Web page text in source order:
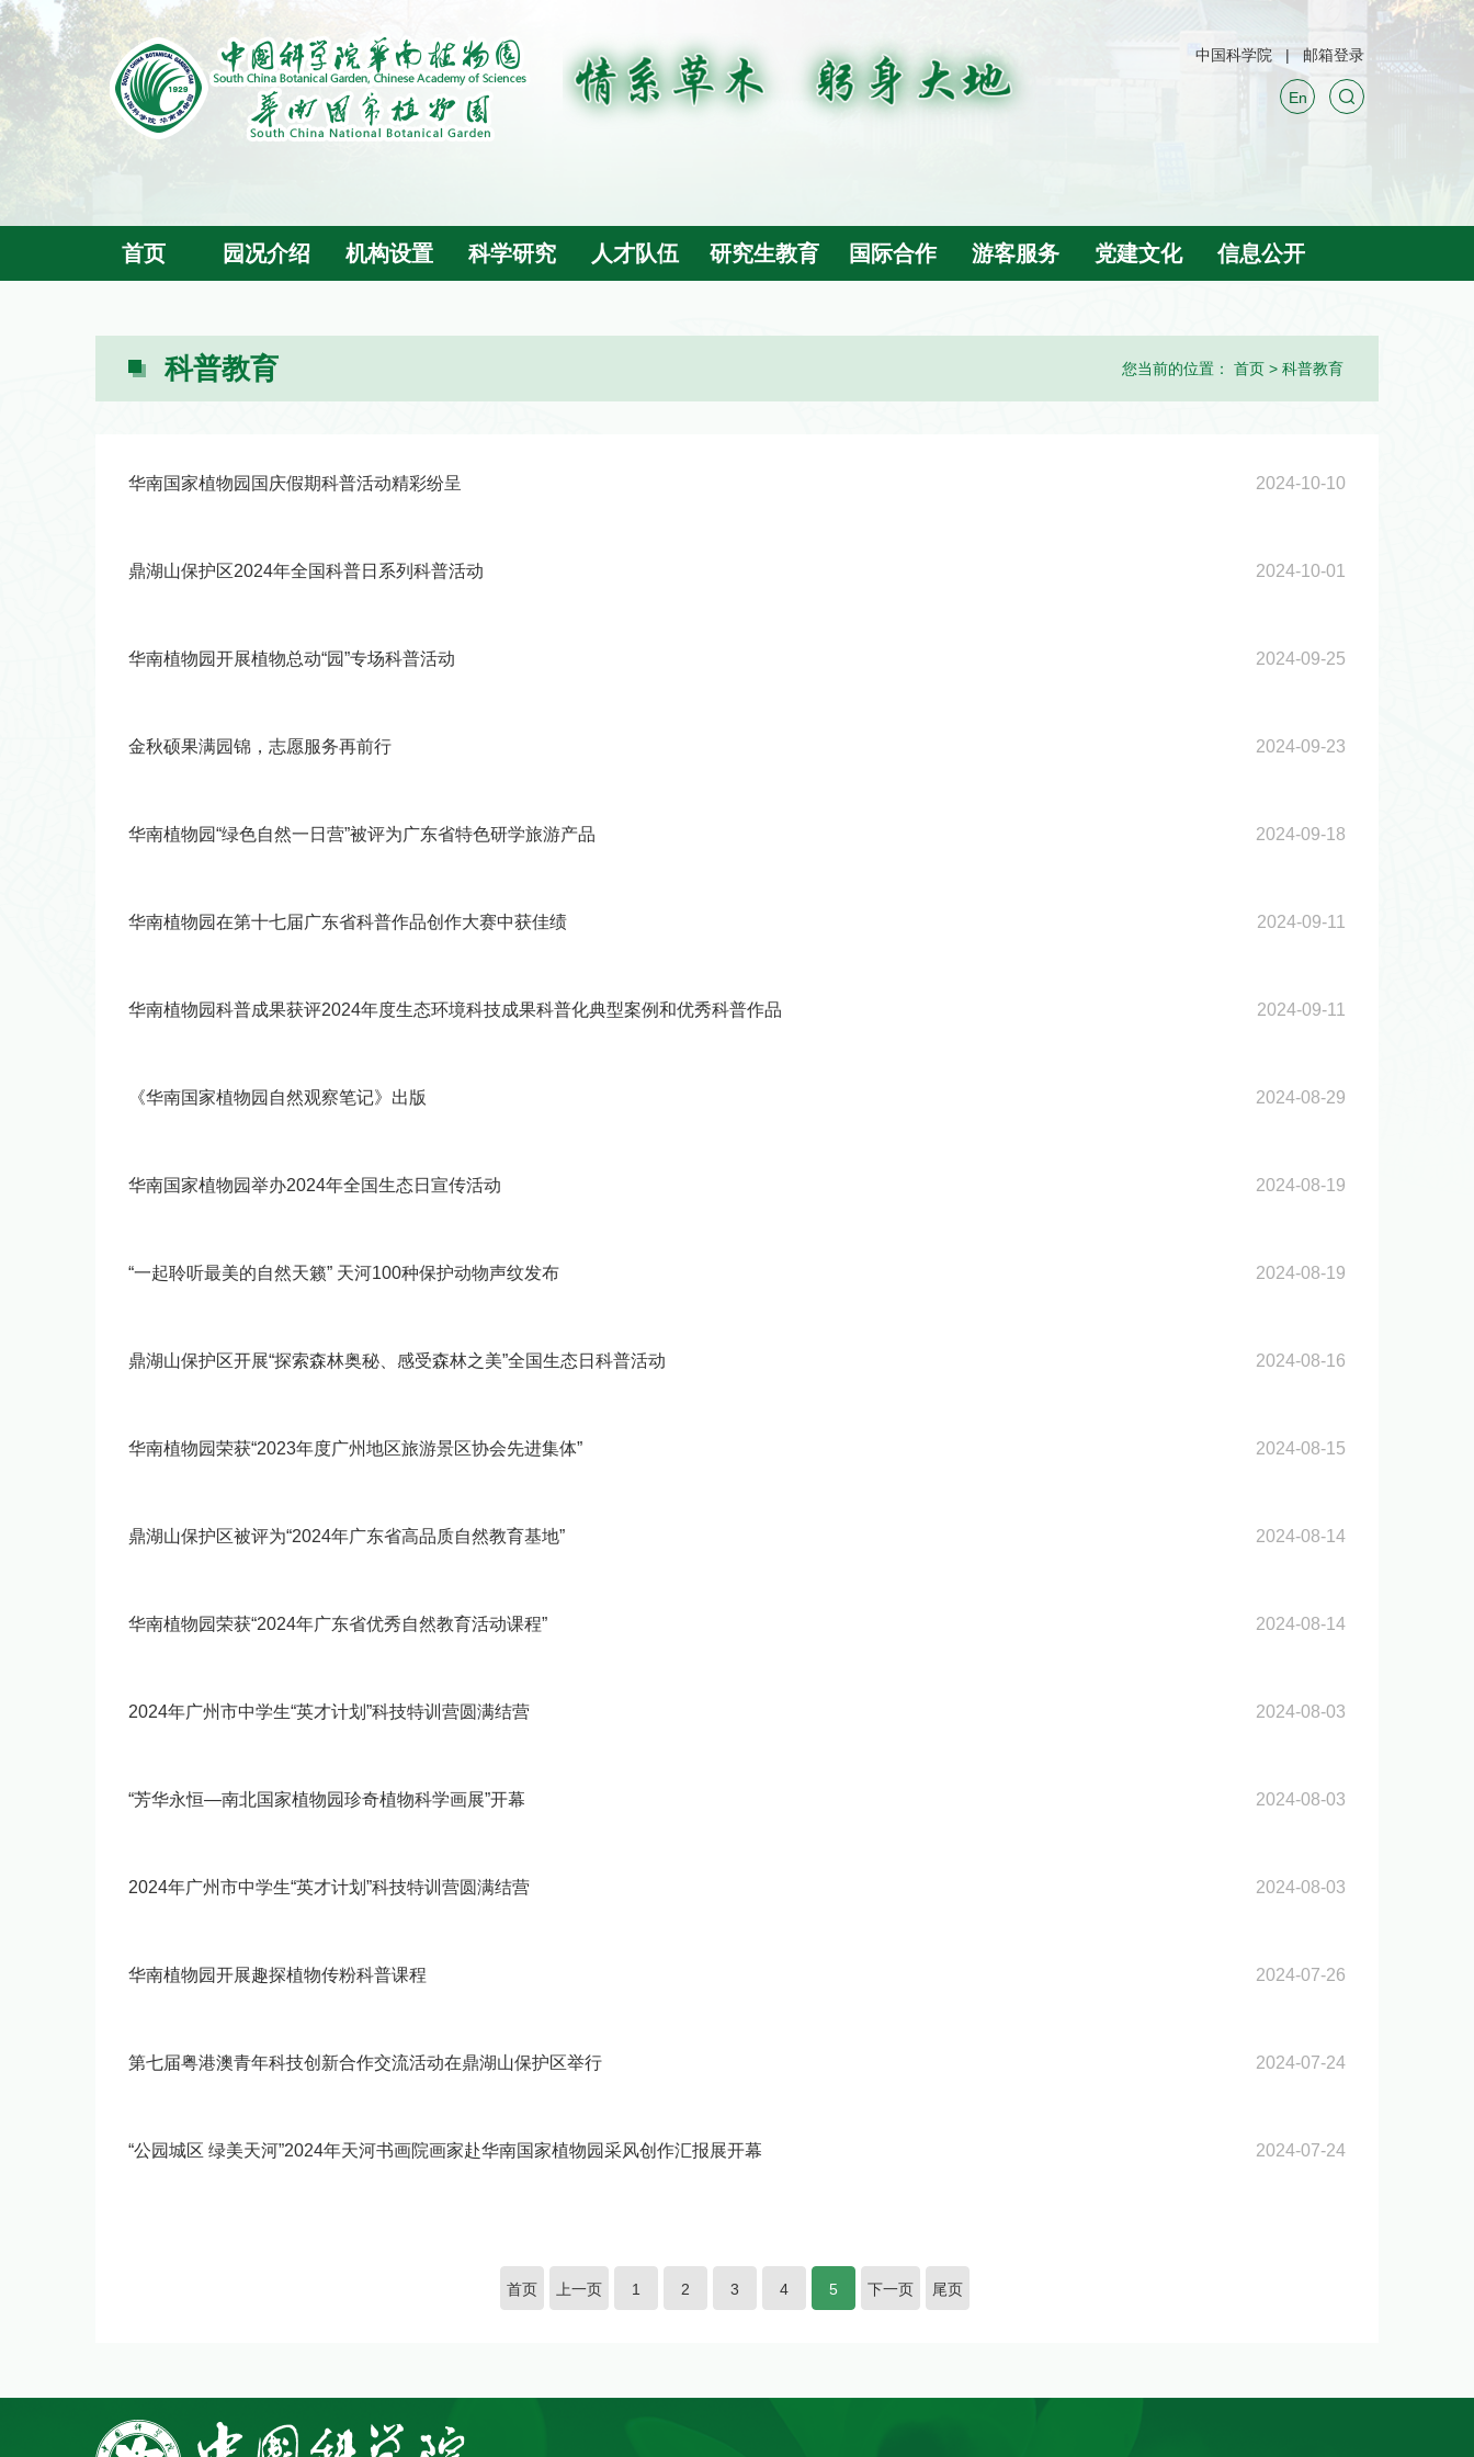
中国科学院 邮箱登录
En
首页 园况介绍 机构设置 科学研究 人才队伍 研究生教育 国际合作 游客服务 党建文化 信息公开
您当前的位置： 首页 > 科普教育
科普教育
华南国家植物园国庆假期科普活动精彩纷呈 2024-10-10
鼎湖山保护区2024年全国科普日系列科普活动 2024-10-01
华南植物园开展植物总动“园”专场科普活动 2024-09-25
金秋硕果满园锦，志愿服务再前行 2024-09-23
华南植物园“绿色自然一日营”被评为广东省特色研学旅游产品 2024-09-18
华南植物园在第十七届广东省科普作品创作大赛中获佳绩 2024-09-11
华南植物园科普成果获评2024年度生态环境科技成果科普化典型案例和优秀科普作品 2024-09-11
《华南国家植物园自然观察笔记》出版 2024-08-29
华南国家植物园举办2024年全国生态日宣传活动 2024-08-19
“一起聆听最美的自然天籁” 天河100种保护动物声纹发布 2024-08-19
鼎湖山保护区开展“探索森林奥秘、感受森林之美”全国生态日科普活动 2024-08-16
华南植物园荣获“2023年度广州地区旅游景区协会先进集体” 2024-08-15
鼎湖山保护区被评为“2024年广东省高品质自然教育基地” 2024-08-14
华南植物园荣获“2024年广东省优秀自然教育活动课程” 2024-08-14
2024年广州市中学生“英才计划”科技特训营圆满结营 2024-08-03
“芳华永恒—南北国家植物园珍奇植物科学画展”开幕 2024-08-03
2024年广州市中学生“英才计划”科技特训营圆满结营 2024-08-03
华南植物园开展趣探植物传粉科普课程 2024-07-26
第七届粤港澳青年科技创新合作交流活动在鼎湖山保护区举行 2024-07-24
“公园城区 绿美天河”2024年天河书画院画家赴华南国家植物园采风创作汇报展开幕 2024-07-24
首页 上一页 1 2 3 4 5 下一页 尾页